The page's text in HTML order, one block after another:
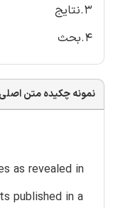
3.نتایج
4.بحث
نمونه چکیده متن
as revealed in
published in a